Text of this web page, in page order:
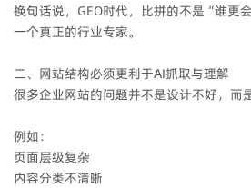
换句话说，GEO时代，比拼的不是“谁更
一个真正的行业专家。
二、网站结构必须更利于AI抓取与理解
很多企业网站的问题并不是设计不好，而
例如：
页面层级复杂
内容分类不清晰